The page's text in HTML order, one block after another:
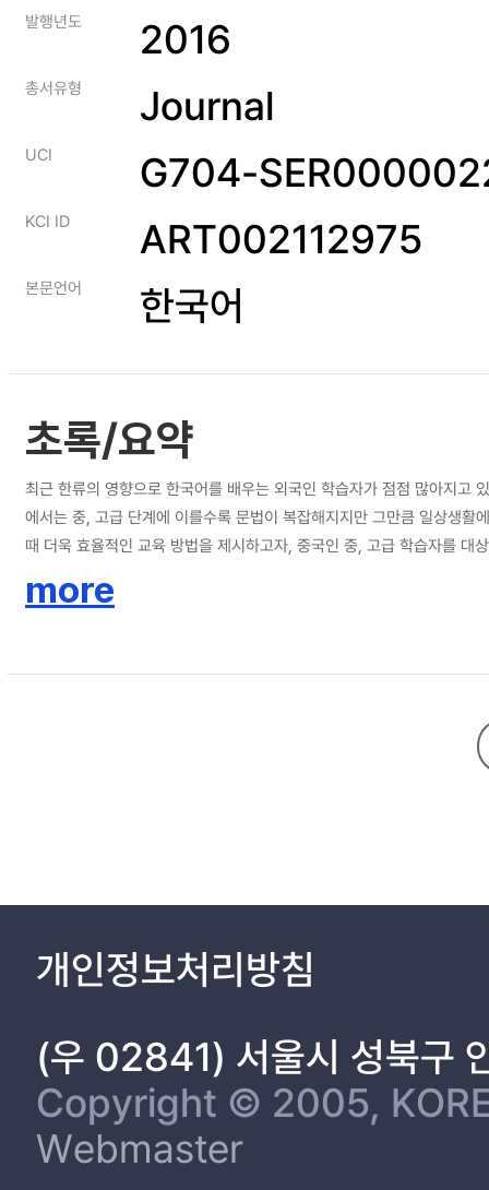
발행년도 2016
총서유형 Journal
UCI G704-
KCI ID ART002112975
본문언어 한국어
초록/요약
최근 한류의 영향으로 한국어를 배우는 외국인 학습자가 점점 많아지고
에서는 중, 고급 단계에 이를수록 문법이 복잡해지지만 그만큼 일상생
때 더욱 효율적인 교육 방법을 제시하고자, 중국인 중, 고급 학습자를
관계관형절보다 보문관형절 및 연계관형절에 대한 인식 및 구별 능력이
more
개인정보처리방침
(우 02841) 서울시 성북구
Copyright © 2005,
Webmaster